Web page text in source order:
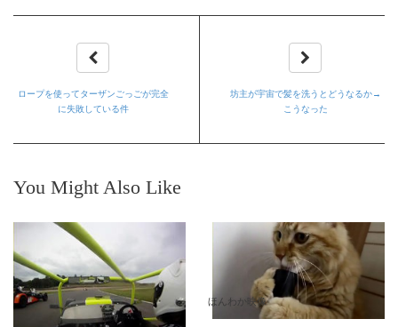
ロープを使ってターザンごっごが完全
に失敗している件
坊主が宇宙で髪を洗うとどうなるか→
こうなった
You Might Also Like
ほんわか映像